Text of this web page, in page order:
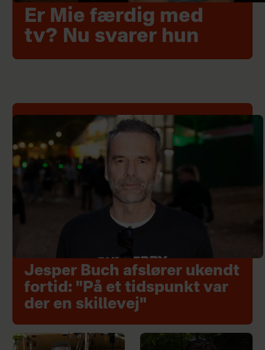
Er Mie færdig med
tv? Nu svarer hun
Jesper Buch afslører ukendt
fortid: "På et tidspunkt var
der en skillevej"